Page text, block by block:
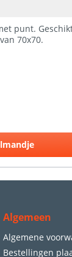
punt.
70x70.
Algemeen
Algemene
Bestellingen